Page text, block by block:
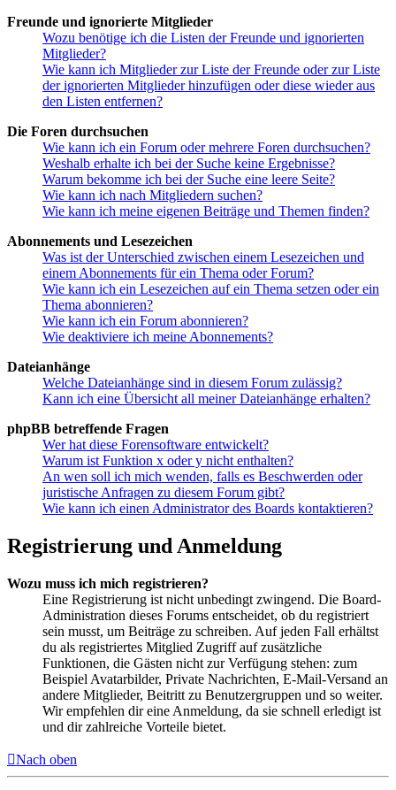
Freunde und ignorierte Mitglieder
Wozu benötige ich die Listen der Freunde und ignorierten
Mitglieder?
Wie kann ich Mitglieder zur Liste der Freunde oder zur Liste
der ignorierten Mitglieder hinzufügen oder diese wieder aus
den Listen entfernen?
Die Foren durchsuchen
Wie kann ich ein Forum oder mehrere Foren durchsuchen?
Weshalb erhalte ich bei der Suche keine Ergebnisse?
Warum bekomme ich bei der Suche eine leere Seite?
Wie kann ich nach Mitgliedern suchen?
Wie kann ich meine eigenen Beiträge und Themen finden?
Abonnements und Lesezeichen
Was ist der Unterschied zwischen einem Lesezeichen und
einem Abonnements für ein Thema oder Forum?
Wie kann ich ein Lesezeichen auf ein Thema setzen oder ein
Thema abonnieren?
Wie kann ich ein Forum abonnieren?
Wie deaktiviere ich meine Abonnements?
Dateianhänge
Welche Dateianhänge sind in diesem Forum zulässig?
Kann ich eine Übersicht all meiner Dateianhänge erhalten?
phpBB betreffende Fragen
Wer hat diese Forensoftware entwickelt?
Warum ist Funktion x oder y nicht enthalten?
An wen soll ich mich wenden, falls es Beschwerden oder
juristische Anfragen zu diesem Forum gibt?
Wie kann ich einen Administrator des Boards kontaktieren?
Registrierung und Anmeldung
Wozu muss ich mich registrieren?
Eine Registrierung ist nicht unbedingt zwingend. Die Board-
Administration dieses Forums entscheidet, ob du registriert
sein musst, um Beiträge zu schreiben. Auf jeden Fall erhältst
du als registriertes Mitglied Zugriff auf zusätzliche
Funktionen, die Gästen nicht zur Verfügung stehen: zum
Beispiel Avatarbilder, Private Nachrichten, E-Mail-Versand an
andere Mitglieder, Beitritt zu Benutzergruppen und so weiter.
Wir empfehlen dir eine Anmeldung, da sie schnell erledigt ist
und dir zahlreiche Vorteile bietet.
Nach oben